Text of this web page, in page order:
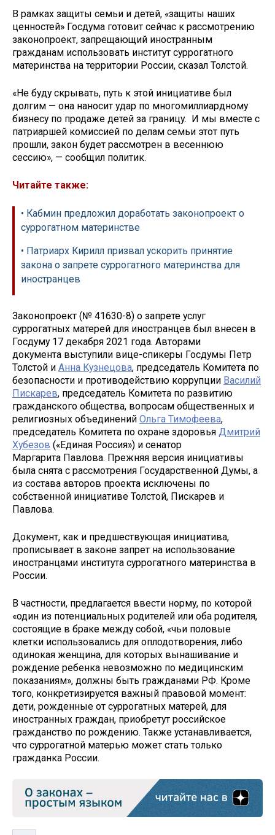
В рамках защиты семьи и детей, «защиты наших
ценностей» Госдума готовит сейчас к рассмотрению
законопроект, запрещающий иностранным
гражданам использовать институт суррогатного
материнства на территории России, сказал Толстой.
«Не буду скрывать, путь к этой инициативе был
долгим — она наносит удар по многомиллиардному
бизнесу по продаже детей за границу. И мы вместе с
патриаршей комиссией по делам семьи этот путь
прошли, закон будет рассмотрен в весеннюю
сессию», — сообщил политик.
Читайте также:
• Кабмин предложил доработать законопроект о
суррогатном материнстве
• Патриарх Кирилл призвал ускорить принятие
закона о запрете суррогатного материнства для
иностранцев
Законопроект (№ 41630-8) о запрете услуг
суррогатных матерей для иностранцев был внесен в
Госдуму 17 декабря 2021 года. Авторами
документа выступили вице-спикеры Госдумы Петр
Толстой и Анна Кузнецова, председатель Комитета по
безопасности и противодействию коррупции Василий
Пискарев, председатель Комитета по развитию
гражданского общества, вопросам общественных и
религиозных объединений Ольга Тимофеева,
председатель Комитета по охране здоровья Дмитрий
Хубезов («Единая Россия») и сенатор
Маргарита Павлова. Прежняя версия инициативы
была снята с рассмотрения Государственной Думы, а
из состава авторов проекта исключены по
собственной инициативе Толстой, Пискарев и
Павлова.
Документ, как и предшествующая инициатива,
прописывает в законе запрет на использование
иностранцами института суррогатного материнства в
России.
В частности, предлагается ввести норму, по которой
«один из потенциальных родителей или оба родителя,
состоящие в браке между собой, «чьи половые
клетки использовались для оплодотворения, либо
одинокая женщина, для которых вынашивание и
рождение ребенка невозможно по медицинским
показаниям», должны быть гражданами РФ. Кроме
того, конкретизируется важный правовой момент:
дети, рожденные от суррогатных матерей, для
иностранных граждан, приобретут российское
гражданство по рождению. Также устанавливается,
что суррогатной матерью может стать только
гражданка России.